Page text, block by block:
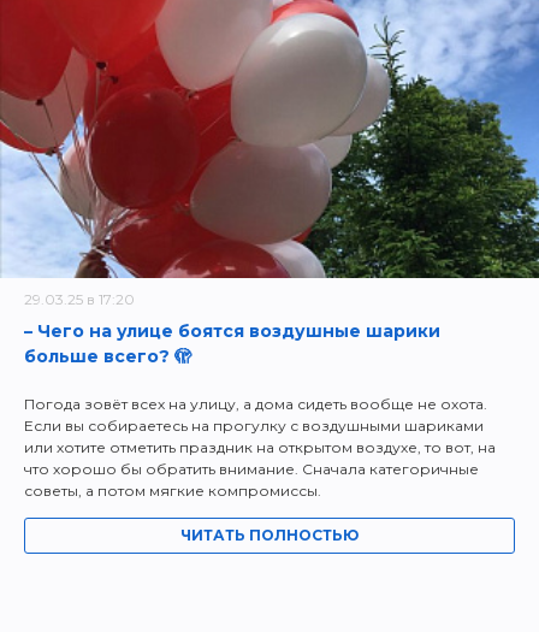
29.03.25 в 17:20
– Чего на улице боятся воздушные шарики
больше всего? 🫣
Погода зовёт всех на улицу, а дома сидеть вообще не охота.
Если вы собираетесь на прогулку с воздушными шариками
или хотите отметить праздник на открытом воздухе, то вот, на
что хорошо бы обратить внимание. Сначала категоричные
советы, а потом мягкие компромиссы.
ЧИТАТЬ ПОЛНОСТЬЮ